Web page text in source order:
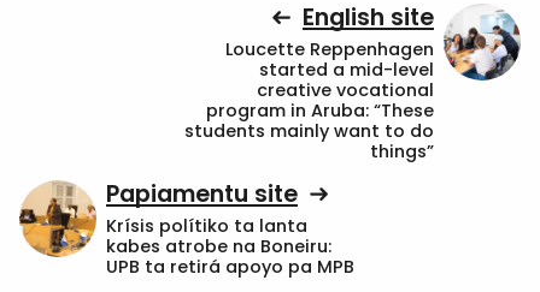
English site
Loucette Reppenhagen
started a mid-level
creative vocational
program in Aruba: “These
students mainly want to do
things”
Papiamentu site
Krísis polítiko ta lanta
kabes atrobe na Boneiru:
UPB ta retirá apoyo pa MPB